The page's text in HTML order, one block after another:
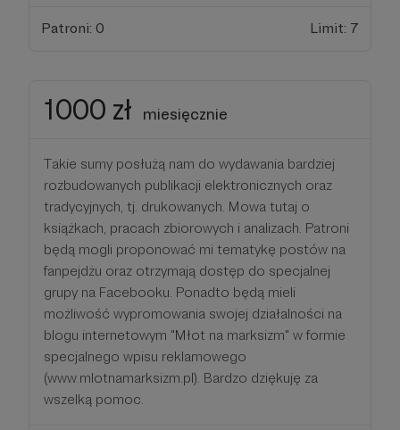
Patroni: 0 Limit: 7
1000 zł miesięcznie
Takie sumy posłużą nam do wydawania bardziej
rozbudowanych publikacji elektronicznych oraz
tradycyjnych, tj. drukowanych. Mowa tutaj o
książkach, pracach zbiorowych i analizach. Patroni
będą mogli proponować mi tematykę postów na
fanpejdżu oraz otrzymają dostęp do specjalnej
grupy na Facebooku. Ponadto będą mieli
możliwość wypromowania swojej działalności na
blogu internetowym "Młot na marksizm" w formie
specjalnego wpisu reklamowego
(www.mlotnamarksizm.pl). Bardzo dziękuję za
wszelką pomoc.